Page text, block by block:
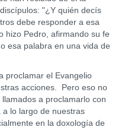
"¿Y quién decís
debe responder a esa
hizo Pedro, afirmando su fe
esa palabra en una vida de
el Evangelio
acciones. Pero eso no
a proclamarlo con
lo largo de nuestras
en la doxología de